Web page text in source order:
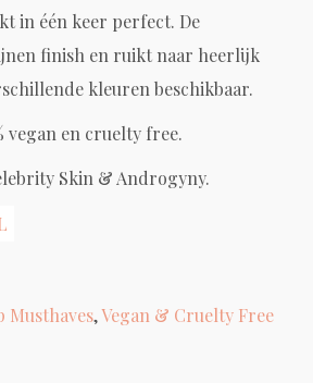
in één keer perfect. De
finish en ruikt naar heerlijk
kleuren beschikbaar.
vegan en cruelty free.
Skin & Androgyny.
Musthaves,Vegan & Cruelty Free